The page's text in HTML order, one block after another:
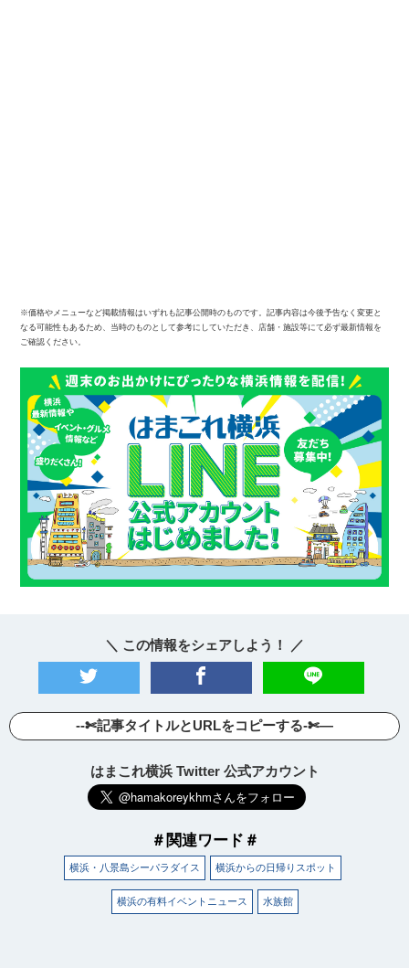
※価格やメニューなど掲載情報はいずれも記事公開時のものです。記事内容は今後予告なく変更と
なる可能性もあるため、当時のものとして参考にしていただき、店舗・施設等にて必ず最新情報を
ご確認ください。
＼ この情報をシェアしよう！ ／
--✄記事タイトルとURLをコピーする-✄—
はまこれ横浜 Twitter 公式アカウント
＃関連ワード＃
横浜・八景島シーパラダイス 横浜からの日帰りスポット
横浜の有料イベントニュース 水族館